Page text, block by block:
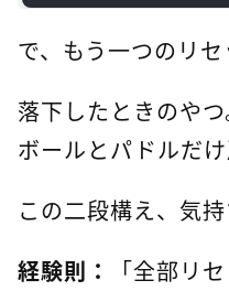
で、もう一つのリセ
落下したときのやつ
ボールとパドルだけ
この二段構え、気持
経験則：
「全部リ